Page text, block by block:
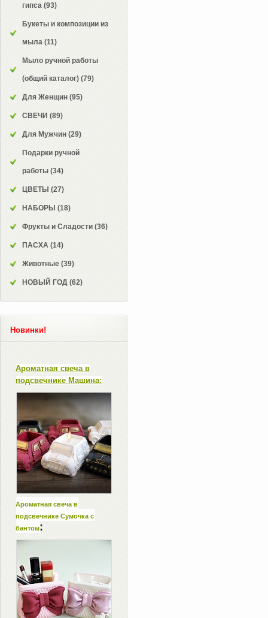
гипса (93)
Букеты и композиции из
мыла (11)
Мыло ручной работы
(общий каталог) (79)
Для Женщин (95)
СВЕЧИ (89)
Для Мужчин (29)
Подарки ручной
работы (34)
ЦВЕТЫ (27)
НАБОРЫ (18)
Фрукты и Сладости (36)
ПАСХА (14)
Животные (39)
НОВЫЙ ГОД (62)
Новинки!
Ароматная свеча в
подсвечнике Машина:
Ароматная свеча в
подсвечнике Сумочка с
бантом: